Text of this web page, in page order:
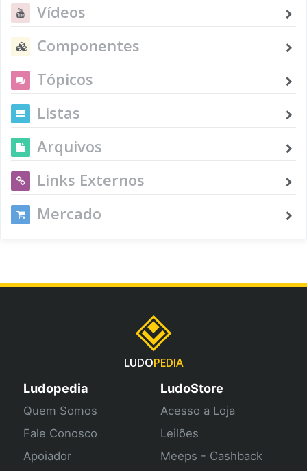
Vídeos
Componentes
Tópicos
Listas
Arquivos
Links Externos
Mercado
LUDOPEDIA
Ludopedia
Quem Somos
Fale Conosco
Apoiador
LudoStore
Acesso a Loja
Leilões
Meeps - Cashback